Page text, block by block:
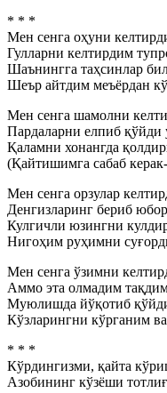
* * *
Мен сенга оҳуни
Гулларни келтирдим
Шаънингга таҳсинлар
Шеър айтдим меъёрдан
Мен сенга шамолни
Пардаларни елпиб қўйди
Қаламни хонангда
(Қайтишимга сабаб
Мен сенга орзулар
Денгизларинг бериб
Кулгичли юзингни
Нигоҳим руҳимни
Мен сенга ўзимни
Аммо эта олмадим
Муюлишда йўқотиб
Кўзларингни кўрганим
* * *
Кўрдингизми, қайта
Азобининг кўзёши